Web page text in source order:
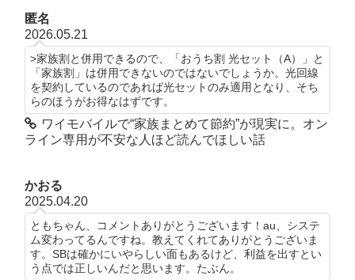
匿名
2026.05.21
>家族割と併用できるので、「おうち割 光セット（A）」と
「家族割」は併用できないのではないでしょうか。光回線
を契約しているのであれば光セットのみ適用となり、そち
らのほうがお得なはずです。
ワイモバイルで“家族まとめて節約”が現実に。オン
ライン専用が不安な人ほど読んでほしい話
かおる
2025.04.20
ともちゃん、コメントありがとうございます！au、システ
ム変わってるんですね。教えてくれてありがとうございま
す。SBは確かにいやらしい面もあるけど、利益を出すとい
う点では正しいんだと思います。たぶん。